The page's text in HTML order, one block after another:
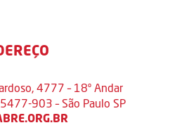
4777 – 18º Andar
903 – São Paulo SP